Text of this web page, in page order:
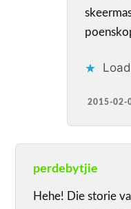
2015-02-
perdebytjie
Hehe! Die storie